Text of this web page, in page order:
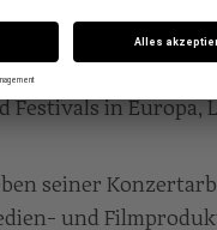
Konzerten im
Seine
Festivals in Europa,
seiner
und